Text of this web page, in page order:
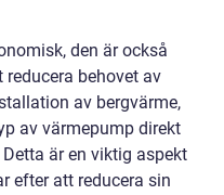
den är också
behovet av
av bergvärme,
av värmepump direkt
är en viktig aspekt
efter att reducera sin